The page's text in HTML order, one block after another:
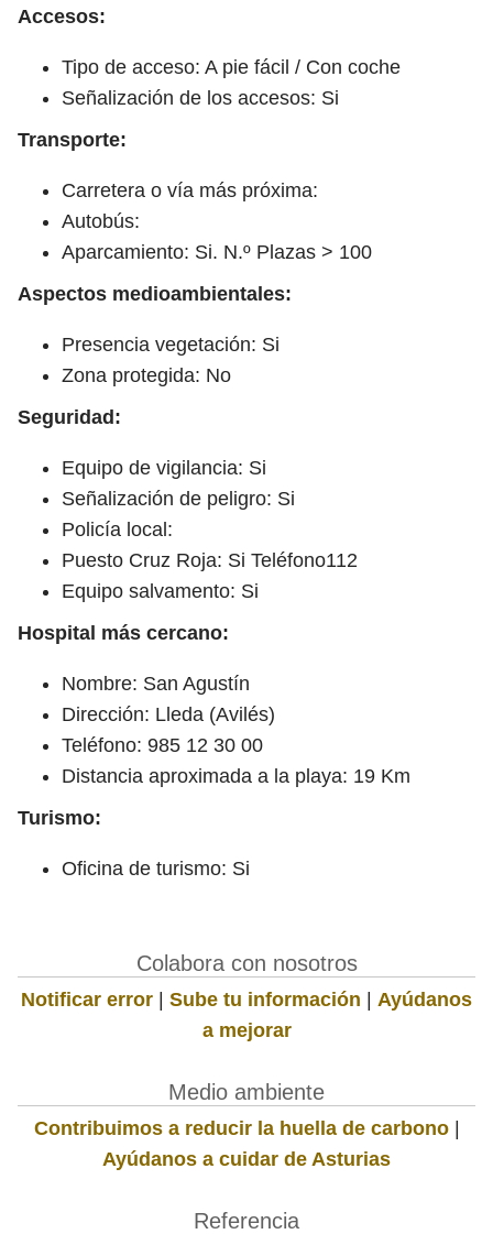
Accesos:
Tipo de acceso: A pie fácil / Con coche
Señalización de los accesos: Si
Transporte:
Carretera o vía más próxima:
Autobús:
Aparcamiento: Si. N.º Plazas > 100
Aspectos medioambientales:
Presencia vegetación: Si
Zona protegida: No
Seguridad:
Equipo de vigilancia: Si
Señalización de peligro: Si
Policía local:
Puesto Cruz Roja: Si Teléfono112
Equipo salvamento: Si
Hospital más cercano:
Nombre: San Agustín
Dirección: Lleda (Avilés)
Teléfono: 985 12 30 00
Distancia aproximada a la playa: 19 Km
Turismo:
Oficina de turismo: Si
Colabora con nosotros
Notificar error | Sube tu información | Ayúdanos
a mejorar
Medio ambiente
Contribuimos a reducir la huella de carbono|
Ayúdanos a cuidar de Asturias
Referencia